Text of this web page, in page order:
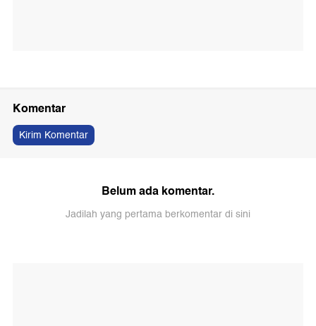
Komentar
Kirim Komentar
Belum ada komentar.
Jadilah yang pertama berkomentar di sini